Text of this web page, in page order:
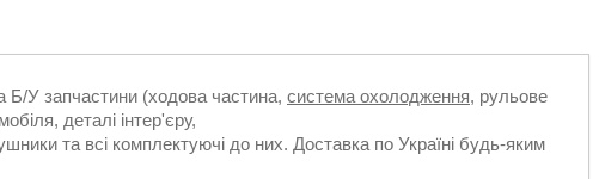
Б/У запчастини (ходова частина, система охолодження, рульове
деталі інтер'єру,
та всі комплектуючі до них. Доставка по Україні будь-яким